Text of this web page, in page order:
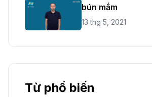
bún mắm
13 thg 5, 2021
Từ phổ biến